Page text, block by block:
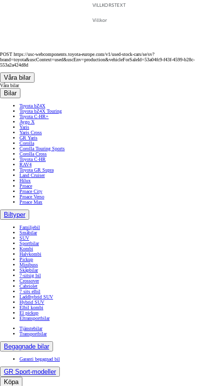
VILLKORSTEXT
Villkor
POST https://usc-webcomponents.toyota-europe.com/v1/used-stock-cars/se/sv?
brand=toyota&uscContext=used&uscEnv=production&vehicleForSaleId=53a04fc9-f43f-4599-b28c-
553a2a424d8d
Våra bilar
Våra bilar
Bilar
Toyota bZ4X
Toyota bZ4X Touring
Toyota C-HR+
Aygo X
Yaris
Yaris Cross
GR Yaris
Corolla
Corolla Touring Sports
Corolla Cross
Toyota C-HR
RAV4
Toyota GR Supra
Land Cruiser
Hilux
Proace
Proace City
Proace Verso
Proace Max
Biltyper
Familjebil
Småbilar
SUV
Sportbilar
Kombi
Halvkombi
Pickup
Minibuss
Skåpbilar
7-sitsig bil
Crossover
Cabriolet
7 sits elbil
Laddhybrid SUV
Hybrid SUV
Elbil kombi
El pickup
Eltransportbilar
Tjänstebilar
Transportbilar
Begagnade bilar
Garanti begagnad bil
GR Sport-modeller
Köpa